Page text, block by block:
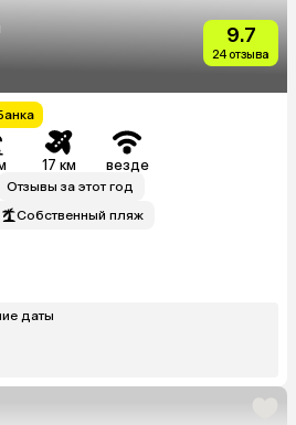
9.7
24 отзыва
17 км везде
Отзывы за этот год
Собственный пляж
даты